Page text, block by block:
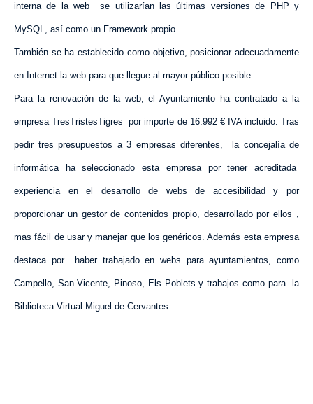
interna de la web se utilizarían las últimas versiones de PHP y
MySQL, así como un Framework propio.
También se ha establecido como objetivo, posicionar adecuadamente
en Internet la web para que llegue al mayor público posible.
Para la renovación de la web, el Ayuntamiento ha contratado a la
empresa TresTristesTigres por importe de 16.992 € IVA incluido. Tras
pedir tres presupuestos a 3 empresas diferentes, la concejalía de
informática ha seleccionado esta empresa por tener acreditada
experiencia en el desarrollo de webs de accesibilidad y por
proporcionar un gestor de contenidos propio, desarrollado por ellos ,
mas fácil de usar y manejar que los genéricos. Además esta empresa
destaca por haber trabajado en webs para ayuntamientos, como
Campello, San Vicente, Pinoso, Els Poblets y trabajos como para la
Biblioteca Virtual Miguel de Cervantes.